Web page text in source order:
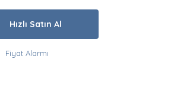
Hızlı Satın Al
Fiyat Alarmı